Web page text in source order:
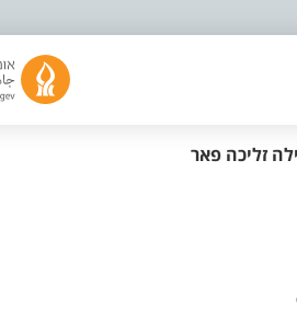
זליכה פאר